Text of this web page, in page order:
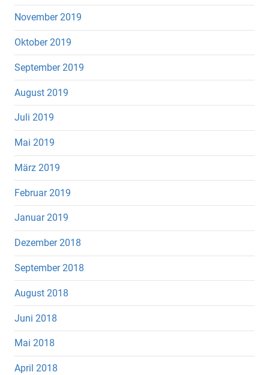
November 2019
Oktober 2019
September 2019
August 2019
Juli 2019
Mai 2019
März 2019
Februar 2019
Januar 2019
Dezember 2018
September 2018
August 2018
Juni 2018
Mai 2018
April 2018